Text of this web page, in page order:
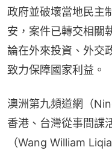
政府並破壞當地民主
安，案件已轉交相關
論在外來投資、外交
致力保障國家利益。
澳洲第九頻道網（
香港、台灣從事間諜
（Wang William